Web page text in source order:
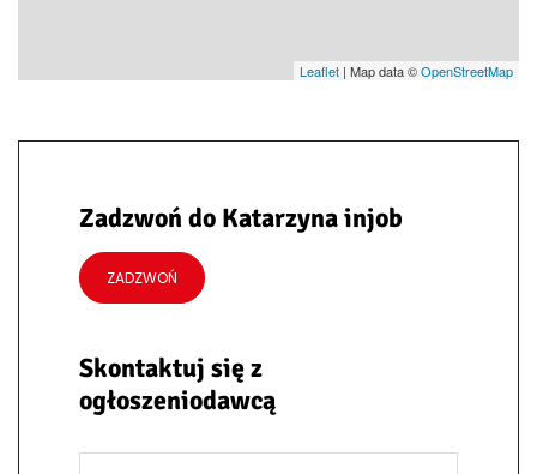
Leaflet | Map data ©OpenStreetMap
Zadzwoń do Katarzyna injob
ZADZWOŃ
Skontaktuj się z
ogłoszeniodawcą